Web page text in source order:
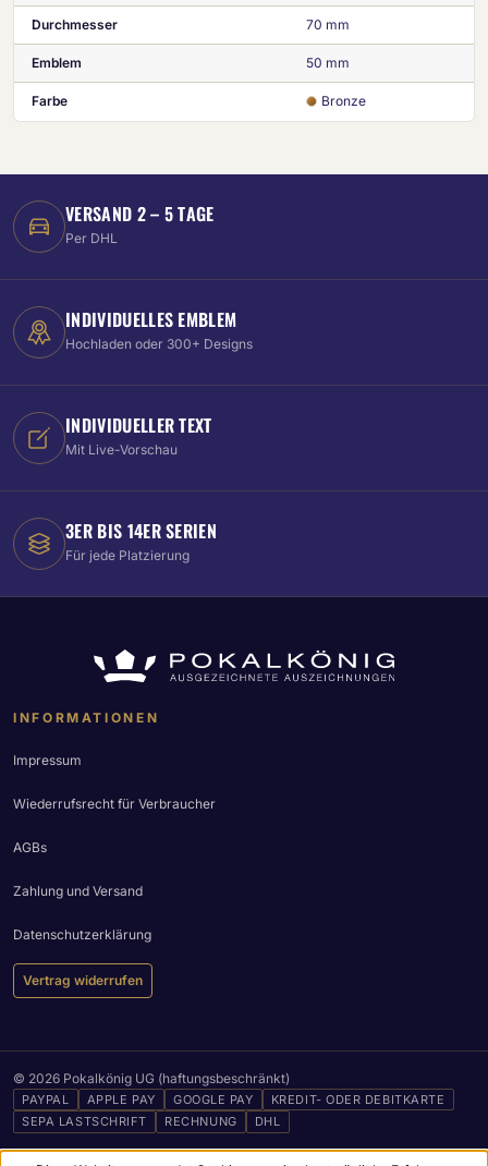
Durchmesser 70 mm
Emblem 50 mm
Farbe Bronze
VERSAND 2 – 5 TAGE
Per DHL
INDIVIDUELLES EMBLEM
Hochladen oder 300+ Designs
INDIVIDUELLER TEXT
Mit Live-Vorschau
3ER BIS 14ER SERIEN
Für jede Platzierung
INFORMATIONEN
Impressum
Wiederrufsrecht für Verbraucher
AGBs
Zahlung und Versand
Datenschutzerklärung
Vertrag widerrufen
© 2026 Pokalkönig UG (haftungsbeschränkt)
PAYPAL APPLE PAY GOOGLE PAY
KREDIT- ODER DEBITKARTE
SEPA LASTSCHRIFT
RECHNUNG DHL